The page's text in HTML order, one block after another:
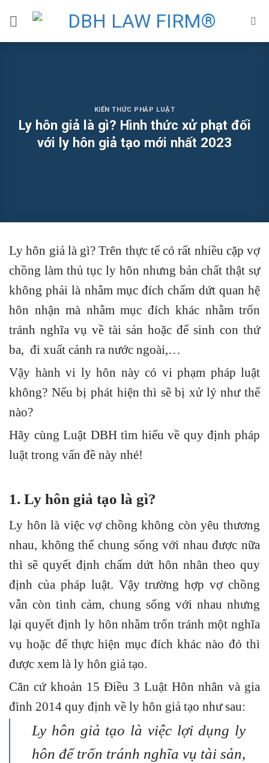
KIẾN THỨC PHÁP LUẬT
Ly hôn giả là gì? Hình thức xử phạt đối
với ly hôn giả tạo mới nhất 2023
Ly hôn giả là gì? Trên thực tế có rất nhiều cặp vợ
chồng làm thủ tục ly hôn nhưng bản chất thật sự
không phải là nhằm mục đích chấm dứt quan hệ
hôn nhận mà nhằm mục đích khác nhằm trốn
tránh nghĩa vụ về tài sản hoặc để sinh con thứ
ba, đi xuất cảnh ra nước ngoài,…
Vậy hành vi ly hôn này có vi phạm pháp luật
không? Nếu bị phát hiện thì sẽ bị xử lý như thế
nào?
Hãy cùng Luật DBH tìm hiểu về quy định pháp
luật trong vấn đề này nhé!
1. Ly hôn giả tạo là gì?
Ly hôn là việc vợ chồng không còn yêu thương
nhau, không thể chung sống với nhau được nữa
thì sẽ quyết định chấm dứt hôn nhân theo quy
định của pháp luật. Vậy trường hợp vợ chồng
vẫn còn tình cảm, chung sống với nhau nhưng
lại quyết định ly hôn nhằm trốn tránh một nghĩa
vụ hoặc để thực hiện mục đích khác nào đó thì
được xem là ly hôn giả tạo.
Căn cứ khoản 15 Điều 3 Luật Hôn nhân và gia
đình 2014 quy định về ly hôn giả tạo như sau:
Ly hôn giả tạo là việc lợi dụng ly
hôn để trốn tránh nghĩa vụ tài sản,